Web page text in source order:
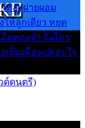
ทองผ่ายผอม
ไห้ลูกเดียว หยุด
ดทองจ๋า ถึงใคร
เป็นเพื่อนปลอบใจ
ด์ดนตรี)